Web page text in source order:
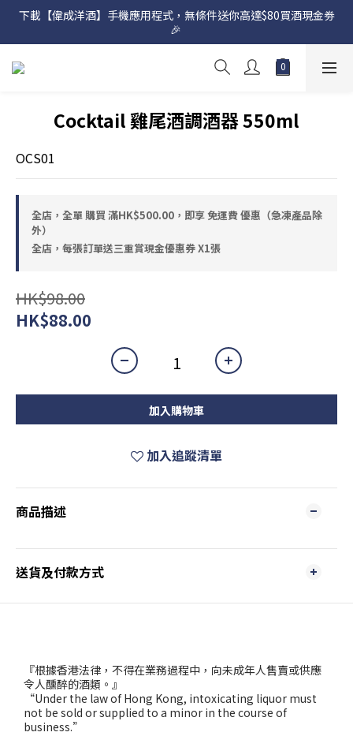
網店購滿 $500 即享免費送貨服務📦
下載【偉成洋酒】手機應用程式，無條件送你高達$80買酒現金劵
🎉
網店購滿 $500 即享免費送貨服務📦
Cocktail 雞尾酒調酒器 550ml
OCS01
全店，全單 購買 滿HK$500.00，即享 免運費 優惠（急凍產品除
外）
全店，每張訂單送三重賞現金優惠券 X1張
HK$98.00
HK$88.00
加入購物車
加入追蹤清單
商品描述
送貨及付款方式
『根據香港法律，不得在業務過程中，向未成年人售賣或供應
令人醺醉的酒類。』
“Under the law of Hong Kong, intoxicating liquor must
not be sold or supplied to a minor in the course of
business.”